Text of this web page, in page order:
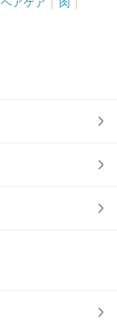
ヘアケア 肉